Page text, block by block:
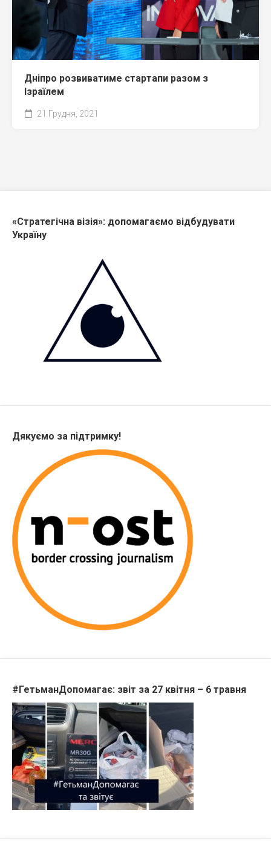
Дніпро розвиватиме стартапи разом з
Ізраїлем
21 Грудня, 2021
«Стратегічна візія»: допомагаємо відбудувати
Україну
Дякуємо за підтримку!
#ГетьманДопомагає: звіт за 27 квітня – 6 травня